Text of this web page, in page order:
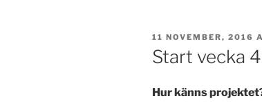
PUBLICERAT
11 NOVEMBER, 2016
Start vecka
Hur känns